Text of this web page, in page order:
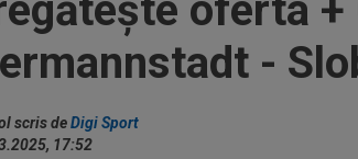
oferta
-
scris deDigi Sport
17:52